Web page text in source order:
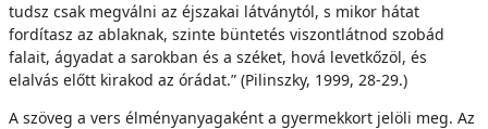
tudsz csak megválni az éjszakai látványtól, s mikor hátat
fordítasz az ablaknak, szinte büntetés viszontlátnod szobád
falait, ágyadat a sarokban és a széket, hová levetkőzöl, és
elalvás előtt kirakod az órádat.” (Pilinszky, 1999, 28-29.)
A szöveg a vers élményanyagaként a gyermekkort jelöli meg. Az